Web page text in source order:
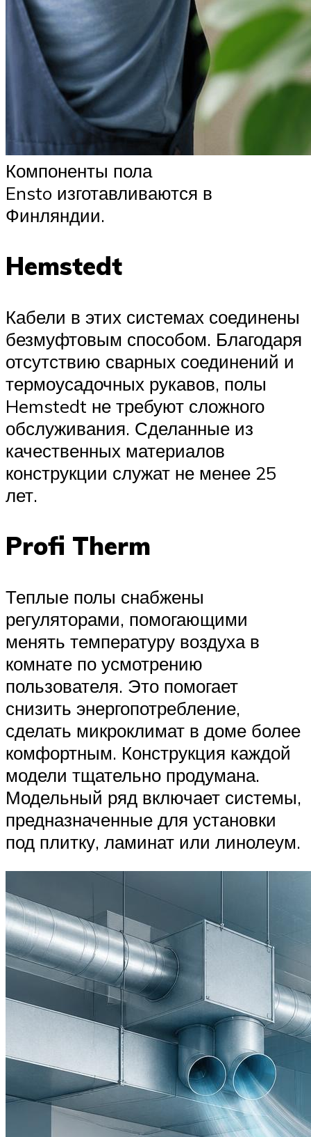
Компоненты пола
Ensto изготавливаются в
Финляндии.
Hemstedt
Кабели в этих системах соединены
безмуфтовым способом. Благодаря
отсутствию сварных соединений и
термоусадочных рукавов, полы
Hemstedt не требуют сложного
обслуживания. Сделанные из
качественных материалов
конструкции служат не менее 25
лет.
Profi Therm
Теплые полы снабжены
регуляторами, помогающими
менять температуру воздуха в
комнате по усмотрению
пользователя. Это помогает
снизить энергопотребление,
сделать микроклимат в доме более
комфортным. Конструкция каждой
модели тщательно продумана.
Модельный ряд включает системы,
предназначенные для установки
под плитку, ламинат или линолеум.